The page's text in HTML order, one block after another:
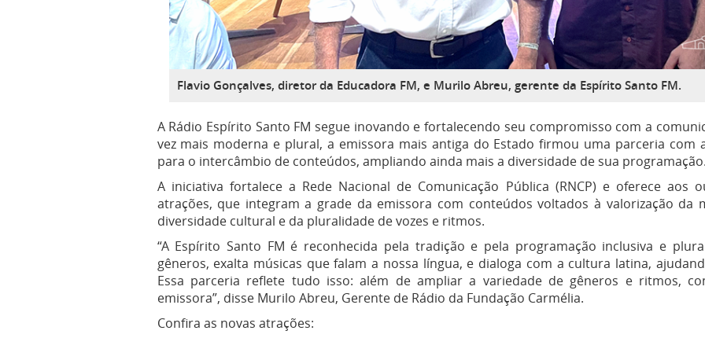
Flavio Gonçalves, diretor da Educadora FM, e Murilo Abreu, gerente da Espírito Santo FM.
A Rádio Espírito Santo FM segue inovando e fortalecendo seu compromisso com a
vez mais moderna e plural, a emissora mais antiga do Estado firmou uma parceria com
para o intercâmbio de conteúdos, ampliando ainda mais a diversidade de sua
A iniciativa fortalece a Rede Nacional de Comunicação Pública (RNCP) e oferece aos
atrações, que integram a grade da emissora com conteúdos voltados à valorização da
diversidade cultural e da pluralidade de vozes e ritmos.
“A Espírito Santo FM é reconhecida pela tradição e pela programação inclusiva e
gêneros, exalta músicas que falam a nossa língua, e dialoga com a cultura latina,
Essa parceria reflete tudo isso: além de ampliar a variedade de gêneros e ritmos,
emissora”, disse Murilo Abreu, Gerente de Rádio da Fundação Carmélia.
Confira as novas atrações: